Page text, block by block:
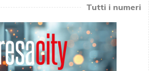
Tutti i numeri